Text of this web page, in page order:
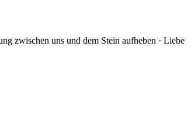
zwischen uns und dem Stein aufheben · Liebe